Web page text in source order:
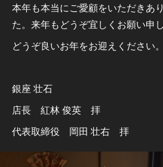
本年も本当にご愛顧をいただきあ
た。来年もどうぞ宜しくお願い申
どうぞ良いお年をお迎えください。
銀座 壮石
店長 紅林 俊英 拝
代表取締役 岡田 壮右 拝